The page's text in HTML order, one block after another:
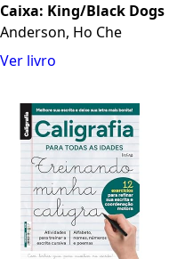
Caixa: King/Black Dogs
Anderson, Ho Che
Ver livro